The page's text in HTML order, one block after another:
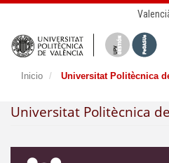
Inicio Universitat Politècnica
Universitat Politècnica